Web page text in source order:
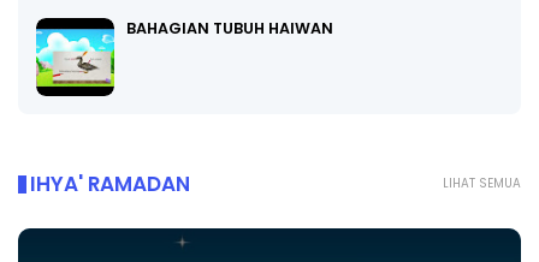
BAHAGIAN TUBUH HAIWAN
LIHAT SEMUA
IHYA' RAMADAN